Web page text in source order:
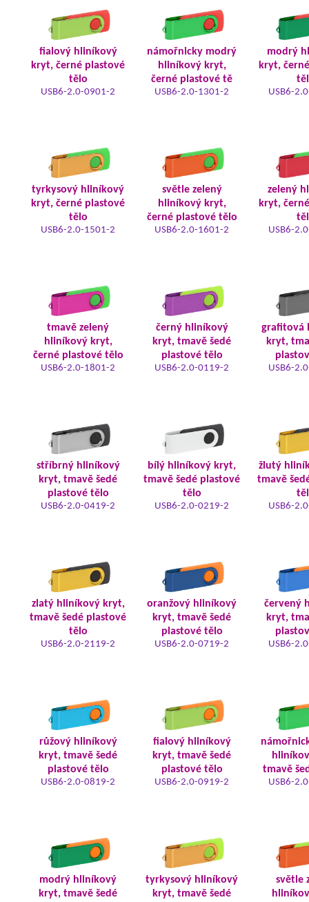
fialový hliníkový
kryt, černé plastové
tělo
USB6-2.0-0901-2
námořnicky modrý
hliníkový kryt,
černé plastové tě
USB6-2.0-1301-2
modrý
kryt,
USB6-
tyrkysový hliníkový
kryt, černé plastové
tělo
USB6-2.0-1501-2
světle zelený
hliníkový kryt,
černé plastové tělo
USB6-2.0-1601-2
zelený
kryt,
USB6-
tmavě zelený
hliníkový kryt,
černé plastové tělo
USB6-2.0-1801-2
černý hliníkový
kryt, tmavě šedé
plastové tělo
USB6-2.0-0119-2
grafitová
kryt,
USB6-
stříbrný hliníkový
kryt, tmavě šedé
plastové tělo
USB6-2.0-0419-2
bílý hliníkový kryt,
tmavě šedé plastové
tělo
USB6-2.0-0219-2
žlutý
tmavě
USB6-
zlatý hliníkový kryt,
tmavě šedé plastové
tělo
USB6-2.0-2119-2
oranžový hliníkový
kryt, tmavě šedé
plastové tělo
USB6-2.0-0719-2
červený
kryt,
USB6-
růžový hliníkový
kryt, tmavě šedé
plastové tělo
USB6-2.0-0819-2
fialový hliníkový
kryt, tmavě šedé
plastové tělo
USB6-2.0-0919-2
tmavě
USB6-
modrý hliníkový
kryt, tmavě šedé
tyrkysový hliníkový
kryt, tmavě šedé
světle